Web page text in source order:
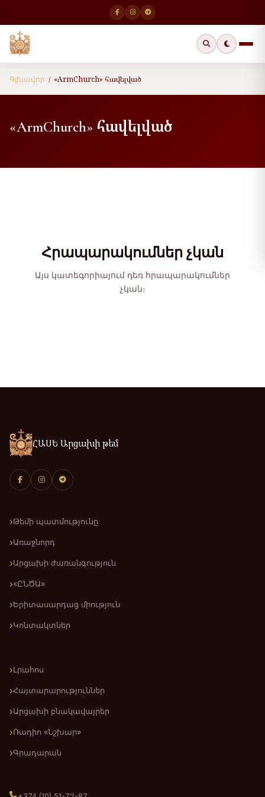
Գլխավոր / «ArmChurch» հավելված
«ArmChurch» հավելված
Հրապարակումներ չկան
Այս կատեգորիայում դեռ հրապարակումներ
չկան։
ՀԱՍԵ Արցախի թեմ
Թեմի պատմությունը
Առաջնորդ
Արցախի ժառանգություն
«ԸՆԾԱ»
Երիտասարդաց միություն
Կոնտակտներ
Լրահոս
Հայտարարություններ
Արցախի բնակավայրեր
Ռադիո «Նշխար»
Գրադարան